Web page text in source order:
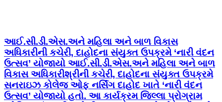
આઈ.સી.ડી.એસ.અને મહિલા અને બાળ વિકાસ
અધિકારીની કચેરી, દાહોદના સંયુક્ત ઉપક્રમે ‘નારી વંદન
ઉત્સવ’ યોજાયો આઈ.સી.ડી.એસ.અને મહિલા અને બાળ
વિકાસ અધિકારીશ્રીની કચેરી, દાહોદના સંયુક્ત ઉપક્રમે
સનરાઇઝ કોલેજ ઓફ નર્સિંગ દાહોદ ખાતે ‘નારી વંદન
ઉત્સવ’ યોજાયો હતો. આ કાર્યક્રમ જિલ્લા પ્રોગ્રામ